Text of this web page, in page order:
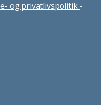
og privatlivspolitik -